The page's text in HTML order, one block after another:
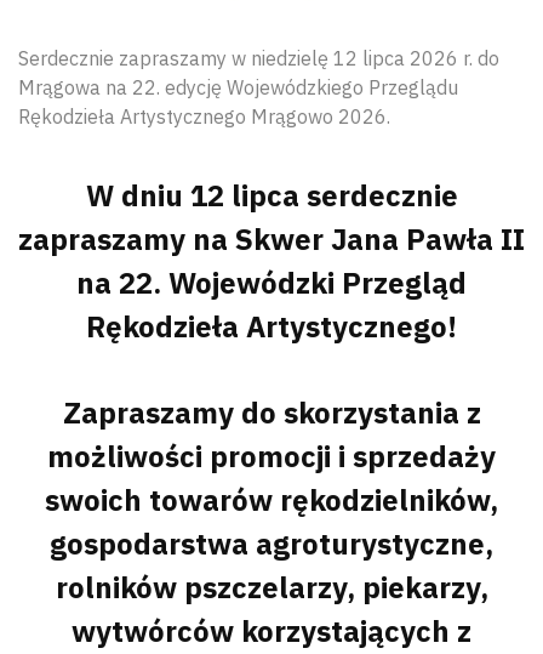
Serdecznie zapraszamy w niedzielę 12 lipca 2026 r. do
Mrągowa na 22. edycję Wojewódzkiego Przeglądu
Rękodzieła Artystycznego Mrągowo 2026.
W dniu 12 lipca serdecznie
zapraszamy na Skwer Jana Pawła II
na 22. Wojewódzki Przegląd
Rękodzieła Artystycznego!
Zapraszamy do skorzystania z
możliwości promocji i sprzedaży
swoich towarów rękodzielników,
gospodarstwa agroturystyczne,
rolników pszczelarzy, piekarzy,
wytwórców korzystających z